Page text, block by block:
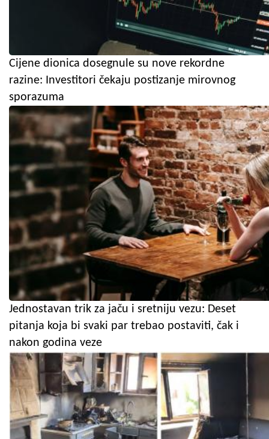
Cijene dionica dosegnule su nove rekordne
razine: Investitori čekaju postizanje mirovnog
sporazuma
Jednostavan trik za jaču i sretniju vezu: Deset
pitanja koja bi svaki par trebao postaviti, čak i
nakon godina veze